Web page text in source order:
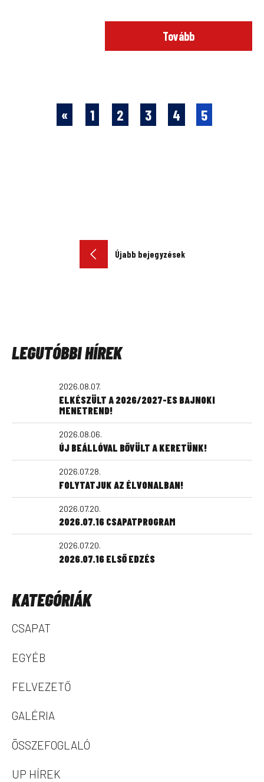
Tovább
« 1 2 3 4 5
BEJEGYZÉS
Újabb bejegyzések
LEGUTÓBBI HÍREK
2026.08.07.
ELKÉSZÜLT A 2026/2027-ES BAJNOKI
MENETREND!
2026.08.06.
ÚJ BEÁLLÓVAL BŐVÜLT A KERETÜNK!
2026.07.28.
FOLYTATJUK AZ ÉLVONALBAN!
2026.07.20.
2026.07.16 CSAPATPROGRAM
2026.07.20.
2026.07.16 ELSŐ EDZÉS
KATEGÓRIÁK
CSAPAT
EGYÉB
FELVEZETŐ
GALÉRIA
ÖSSZEFOGLALÓ
UP HÍREK